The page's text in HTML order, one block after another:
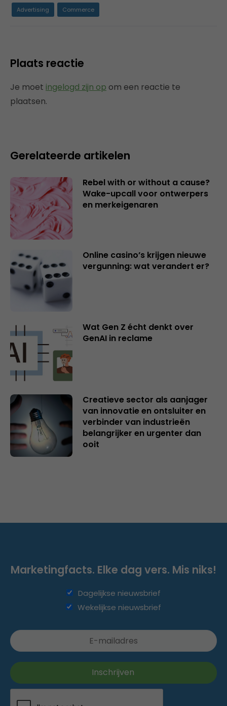
Advertising Commerce
Plaats reactie
Je moet ingelogd zijn op om een reactie te
plaatsen.
Gerelateerde artikelen
Rebel with or without a cause?
Wake-upcall voor ontwerpers
en merkeigenaren
Online casino’s krijgen nieuwe
vergunning: wat verandert er?
Wat Gen Z écht denkt over
GenAI in reclame
Creatieve sector als aanjager
van innovatie en ontsluiter en
verbinder van industrieën
belangrijker en urgenter dan
ooit
Marketingfacts. Elke dag vers. Mis niks!
Dagelijkse nieuwsbrief
Wekelijkse nieuwsbrief